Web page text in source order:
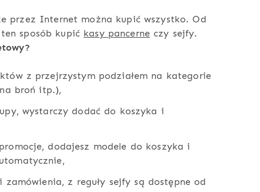
przez Internet można kupić wszystko. Od
sposób kupić kasy pancerne czy sejfy.
z przejrzystym podziałem na kategorie
broń itp.),
wystarczy dodać do koszyka i
dodajesz modele do koszyka i
z reguły sejfy są dostępne od